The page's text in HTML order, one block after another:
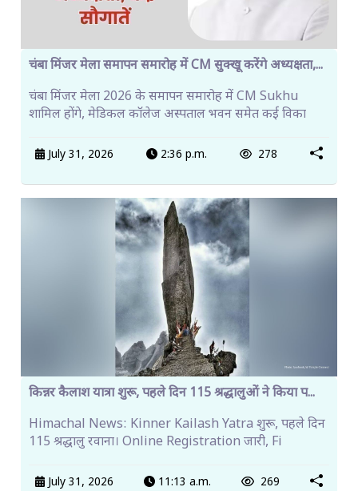
चंबा मिंजर मेला समापन समारोह में CM सुक्खू करेंगे अध्यक्षता,...
चंबा मिंजर मेला 2026 के समापन समारोह में CM Sukhu
शामिल होंगे, मेडिकल कॉलेज अस्पताल भवन समेत कई विका
July 31, 2026 2:36 p.m. 278
किन्नर कैलाश यात्रा शुरू, पहले दिन 115 श्रद्धालुओं ने किया प...
Himachal News: Kinner Kailash Yatra शुरू, पहले दिन
115 श्रद्धालु रवाना। Online Registration जारी, Fi
July 31, 2026 11:13 a.m. 269